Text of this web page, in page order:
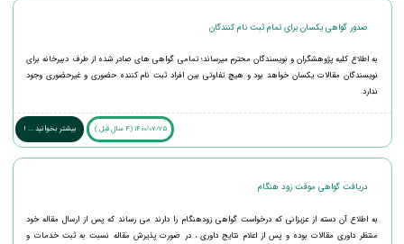
صدور گواهی یکسان برای تمام ثبت نام کنندگان
به اطلاع کلیه پژوهشگران و نویسندگان محترم میرساند؛ تمامی گواهی های صادر شده از طرف دبیرخانه برای
نویسندگان مقالات یکسان خواهد بود و هیچ تفاوتی بین افراد ثبت نام کننده حضوری و غیرحضوری وجود
ندارد.
1400/07/25 (4 سال قبل ) بیشتر بخوانید ... !
دریافت گواهی موقت زود هنگام
به اطلاع آن دسته از عزیزانی که درخواست گواهی زودهنگام را دارند می رساند که پس از ارسال مقاله خود
منتظر داوری مقالات بوده و پس از اعلام نتایج داوری ، در صورت پذیرش مقاله نسبت به ثبت خدمات و